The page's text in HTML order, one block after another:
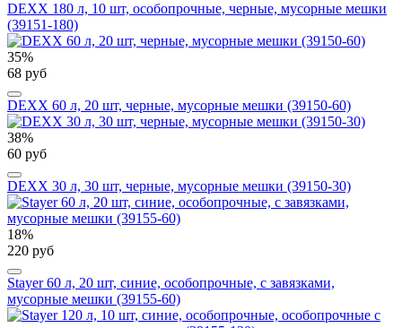
DEXX 180 л, 10 шт, особопрочные, черные, мусорные мешки
(39151-180)
35%
68 руб
DEXX 60 л, 20 шт, черные, мусорные мешки (39150-60)
38%
60 руб
DEXX 30 л, 30 шт, черные, мусорные мешки (39150-30)
18%
220 руб
Stayer 60 л, 20 шт, синие, особопрочные, с завязками,
мусорные мешки (39155-60)